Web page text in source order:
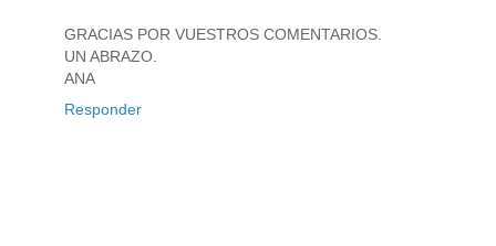
GRACIAS POR VUESTROS COMENTARIOS.
UN ABRAZO.
ANA
Responder